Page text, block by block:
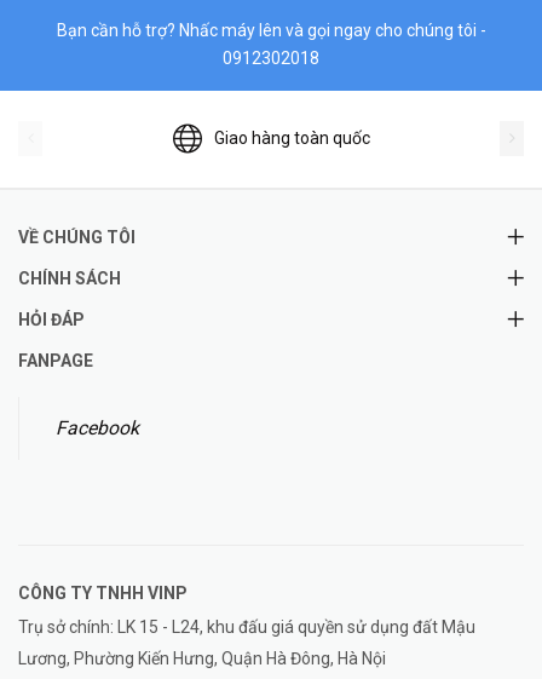
Bạn cần hỗ trợ? Nhấc máy lên và gọi ngay cho chúng tôi -
0912302018
Giao hàng toàn quốc
VỀ CHÚNG TÔI
CHÍNH SÁCH
HỎI ĐÁP
FANPAGE
Facebook
CÔNG TY TNHH VINP
Trụ sở chính: LK 15 - L24, khu đấu giá quyền sử dụng đất Mậu
Lương, Phường Kiến Hưng, Quận Hà Đông, Hà Nội